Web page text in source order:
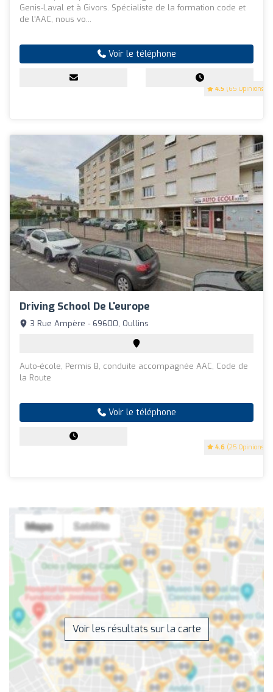
4.5 (65 Opinions)
Genis-Laval et à Givors. Spécialiste de la formation code et
de l'AAC, nous vo...
Voir le téléphone
Driving School De L'europe
4.6 (25 Opinions)
3 Rue Ampère - 69600, Oullins
Auto-école, Permis B, conduite accompagnée AAC, Code de
la Route
Voir le téléphone
Voir les résultats sur la carte